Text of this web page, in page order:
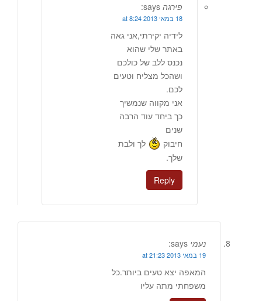
פירגה says:
18 במאי 2013 at 8:24
לידיה יקירתי,אני גאה
באתר שלי שהוא
נכנס ללב של כולכם
ושהכל מצליח וטעים
לכם.
אני מקווה שנמשיך
כך ביחד עוד הרבה
שנים
חיבוק
לך ולבת
שלך.
Reply
נעמי says:
19 במאי 2013 at 21:23
המאפה יצא טעים ביותר.כל
משפחתי מתה עליו